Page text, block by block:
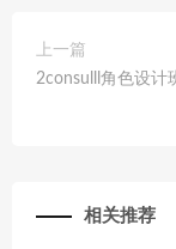
上一篇
2consulll角色设计
相关推荐